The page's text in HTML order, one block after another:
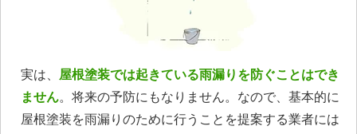
実は、 屋根塗装では起きている雨漏りを防ぐことはでき
ません。将来の予防にもなりません。なので、基本的に
屋根塗装を雨漏りのために行うことを提案する業者には